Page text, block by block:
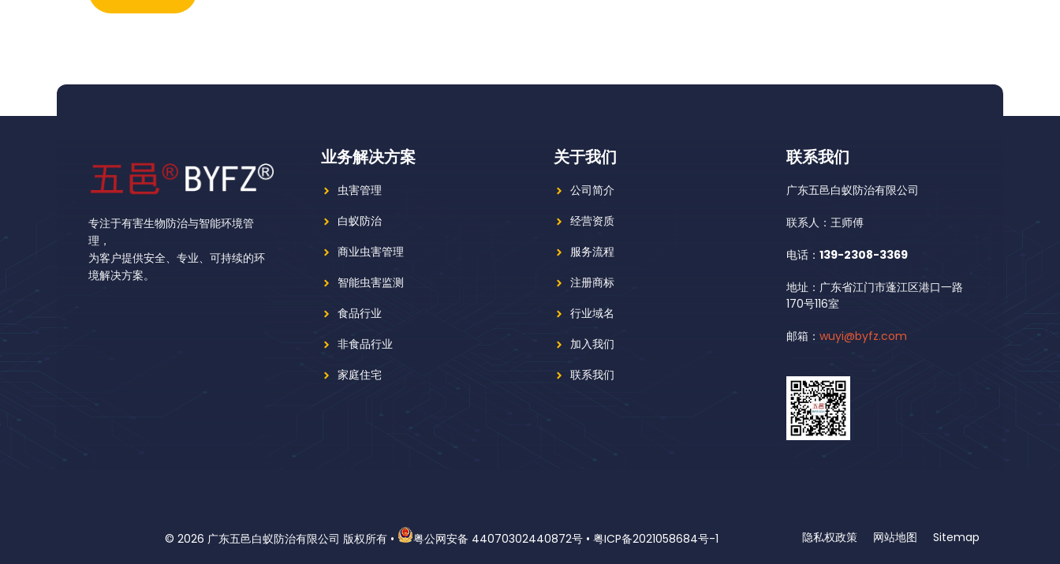
专注于有害生物防治与智能环境管
理，
为客户提供安全、专业、可持续的环
境解决方案。
业务解决方案
虫害管理
白蚁防治
商业虫害管理
智能虫害监测
食品行业
非食品行业
家庭住宅
关于我们
公司简介
经营资质
服务流程
注册商标
行业域名
加入我们
联系我们
联系我们
广东五邑白蚁防治有限公司
联系人：王师傅
电话： 139-2308-3369
地址：广东省江门市蓬江区港口一路
170号116室
邮箱： wuyi@byfz.com
隐私权政策 网站地图 Sitemap
© 2026 广东五邑白蚁防治有限公司 版权所有• 粤公网安备 44070302440872号• 粤ICP备2021058684号-1